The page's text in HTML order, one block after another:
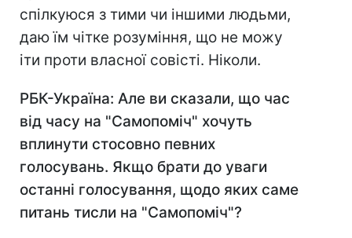
спілкуюся з тими чи іншими людьми,
даю їм чітке розуміння, що не можу
іти проти власної совісті. Ніколи.
РБК-Україна: Але ви сказали, що час
від часу на "Самопоміч" хочуть
вплинути стосовно певних
голосувань. Якщо брати до уваги
останні голосування, щодо яких саме
питань тисли на "Самопоміч"?